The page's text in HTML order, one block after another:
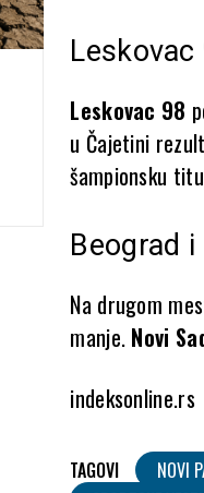
Leskovac 98
u Čajetini
šampionsku
Beograd
Na drugom
manje. Novi
indeksonline.rs
TAGOVI NOVI